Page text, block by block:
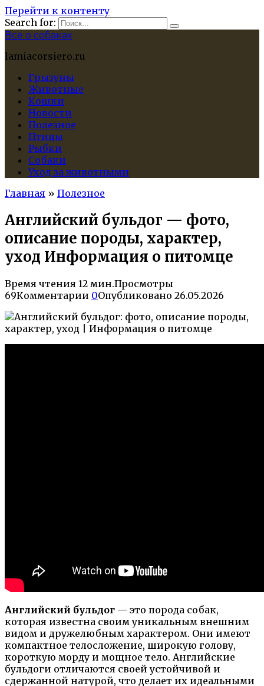
Перейти к контенту
Search for:
Все о собаках
lamiacorsiero.ru
Грызуны
Животные
Кошки
Новости
Полезное
Птицы
Рыбки
Собаки
Уход за животными
Главная » Полезное
Английский бульдог — фото,
описание породы, характер,
уход Информация о питомце
Время чтения 12 мин.Просмотры
69Комментарии 0Опубликовано 26.05.2026
Английский бульдог — это порода собак,
которая известна своим уникальным внешним
видом и дружелюбным характером. Они имеют
компактное телосложение, широкую голову,
короткую морду и мощное тело. Английские
бульдоги отличаются своей устойчивой и
сдержанной натурой, что делает их идеальными